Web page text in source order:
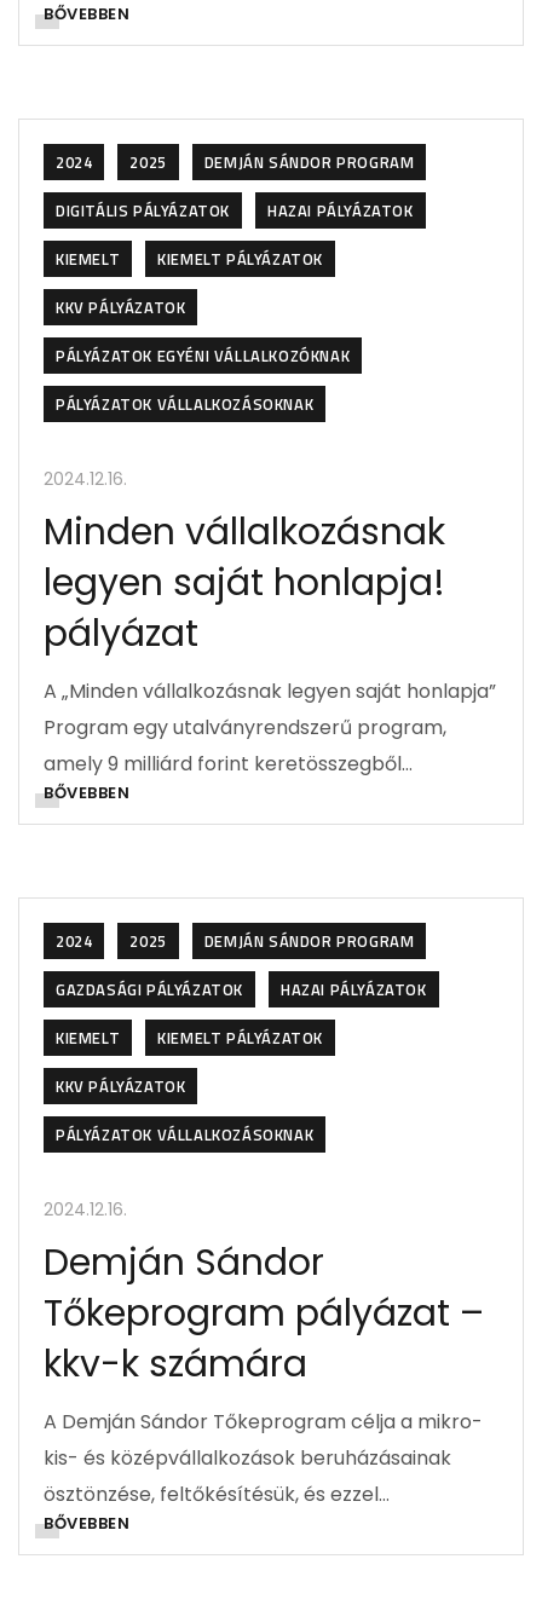
BŐVEBBEN
2024 2025
DEMJÁN SÁNDOR PROGRAM
DIGITÁLIS PÁLYÁZATOK
HAZAI PÁLYÁZATOK
KIEMELT
KIEMELT PÁLYÁZATOK
KKV PÁLYÁZATOK
PÁLYÁZATOK EGYÉNI VÁLLALKOZÓKNAK
PÁLYÁZATOK VÁLLALKOZÁSOKNAK
2024.12.16.
Minden vállalkozásnak
legyen saját honlapja!
pályázat
A „Minden vállalkozásnak legyen saját honlapja”
Program egy utalványrendszerű program,
amely 9 milliárd forint keretösszegből…
BŐVEBBEN
2024 2025
DEMJÁN SÁNDOR PROGRAM
GAZDASÁGI PÁLYÁZATOK
HAZAI PÁLYÁZATOK
KIEMELT
KIEMELT PÁLYÁZATOK
KKV PÁLYÁZATOK
PÁLYÁZATOK VÁLLALKOZÁSOKNAK
2024.12.16.
Demján Sándor
Tőkeprogram pályázat –
kkv-k számára
A Demján Sándor Tőkeprogram célja a mikro-
kis- és középvállalkozások beruházásainak
ösztönzése, feltőkésítésük, és ezzel…
BŐVEBBEN